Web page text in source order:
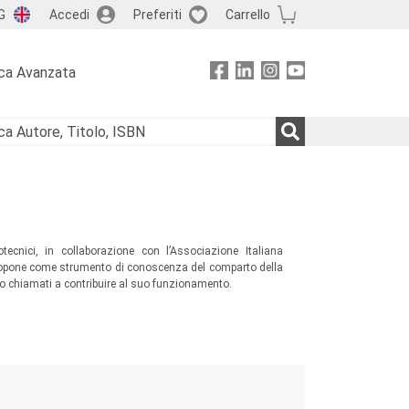
Accedi Preferiti Carrello
Avanzata
in collaborazione con l’Associazione Italiana
come strumento di conoscenza del comparto della
chiamati a contribuire al suo funzionamento.